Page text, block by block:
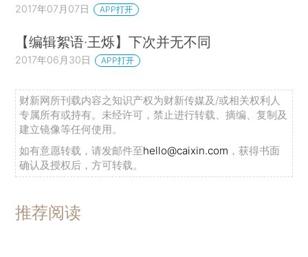
2017年07月07日 APP打开
【编辑絮语·王烁】下次并无不同
2017年06月30日 APP打开
财新网所刊载内容之知识产权为财新传媒及/或相关权利人
专属所有或持有。未经许可，禁止进行转载、摘编、复制及
建立镜像等任何使用。
如有意愿转载，请发邮件至hello@caixin.com ，获得书面
确认及授权后，方可转载。
推荐阅读